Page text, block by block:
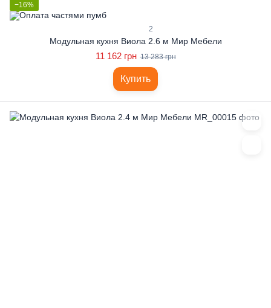
−16%
2
Модульная кухня Виола 2.6 м Мир Мебели
11 162 грн 13 283 грн
Купить